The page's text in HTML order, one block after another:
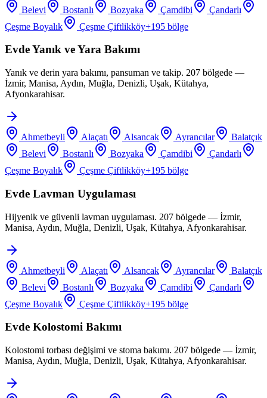
Belevi Bostanlı Bozyaka Çamdibi
Çandarlı
Çeşme Boyalık
Çeşme Çiftlikköy+195 bölge
Evde Yanık ve Yara Bakımı
Yanık ve derin yara bakımı, pansuman ve takip. 207 bölgede —
İzmir, Manisa, Aydın, Muğla, Denizli, Uşak, Kütahya,
Afyonkarahisar.
Ahmetbeyli Alaçatı Alsancak Ayrancılar
Balatçık
Belevi
Bostanlı Bozyaka Çamdibi
Çandarlı
Çeşme Boyalık
Çeşme Çiftlikköy+195 bölge
Evde Lavman Uygulaması
Hijyenik ve güvenli lavman uygulaması. 207 bölgede — İzmir,
Manisa, Aydın, Muğla, Denizli, Uşak, Kütahya, Afyonkarahisar.
Ahmetbeyli Alaçatı Alsancak Ayrancılar
Balatçık
Belevi
Bostanlı Bozyaka Çamdibi
Çandarlı
Çeşme Boyalık
Çeşme Çiftlikköy+195 bölge
Evde Kolostomi Bakımı
Kolostomi torbası değişimi ve stoma bakımı. 207 bölgede — İzmir,
Manisa, Aydın, Muğla, Denizli, Uşak, Kütahya, Afyonkarahisar.